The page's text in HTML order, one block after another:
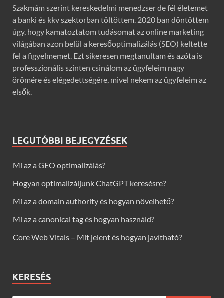
Szakmám szerint kereskedelmi menedzser de fél életemet
a banki és kkv szektorban töltöttem. 2020 ban döntöttem
úgy, hogy kamatoztatom tudásomat az online marketing
világában azon belül a keresőoptimalizálás (SEO) keltette
fel a figyelmemet. Ezt sikeresen megtanultam és azóta is
professzionális szinten csinálom az ügyfeleim nagy
örömére és elégedettségére, mivel nekem az ügyfeleim az
elsők.
LEGUTÓBBI BEJEGYZÉSEK
Mi az a GEO optimalizálás?
Hogyan optimalizáljunk ChatGPT keresésre?
Mi az a domain authority és hogyan növelhető?
Mi az a canonical tag és hogyan használd?
Core Web Vitals – Mit jelent és hogyan javítható?
KERESÉS